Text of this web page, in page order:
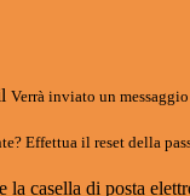
Verrà inviato un
Effettua il reset della
casella di posta